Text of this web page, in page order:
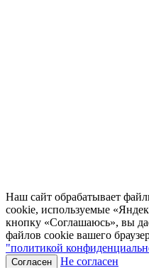
Наш сайт обрабатывает
cookie, используемые
кнопку «Соглашаюсь», вы
файлов cookie вашего
"политикой
Согласен Не согласен